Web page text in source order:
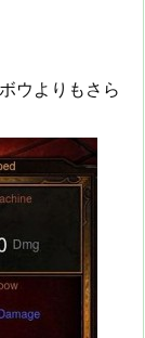
ウよりもさら